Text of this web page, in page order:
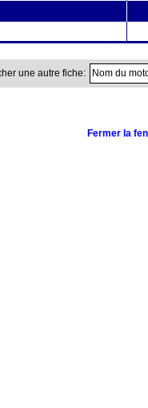
une autre fiche:
Fermer la